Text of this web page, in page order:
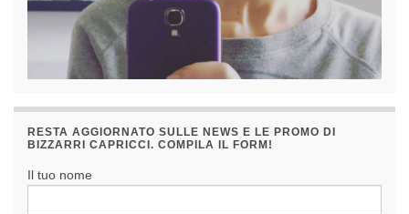
RESTA AGGIORNATO SULLE NEWS E LE PROMO DI
BIZZARRI CAPRICCI. COMPILA IL FORM!
Il tuo nome